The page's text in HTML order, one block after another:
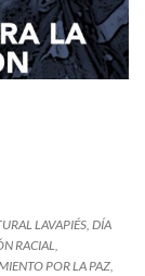
LAVAPIÉS DÍA
RACIAL
POR LA PAZ